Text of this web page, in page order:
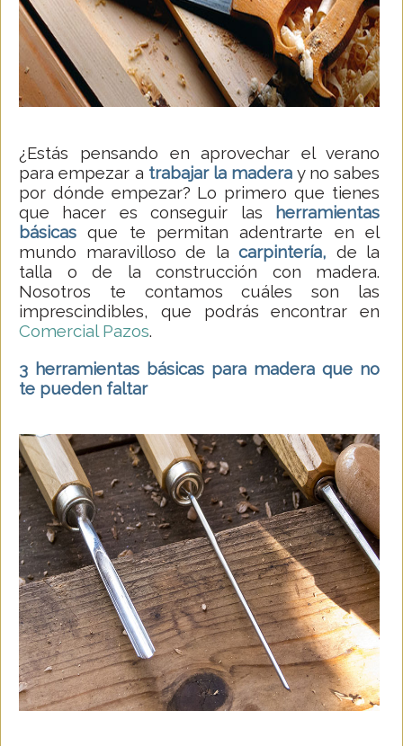
¿Estás pensando en aprovechar el verano
para empezar a trabajar la madera y no sabes
por dónde empezar? Lo primero que tienes
que hacer es conseguir las herramientas
básicas que te permitan adentrarte en el
mundo maravilloso de la carpintería, de la
talla o de la construcción con madera.
Nosotros te contamos cuáles son las
imprescindibles, que podrás encontrar en
Comercial Pazos.
3 herramientas básicas para madera que no
te pueden faltar